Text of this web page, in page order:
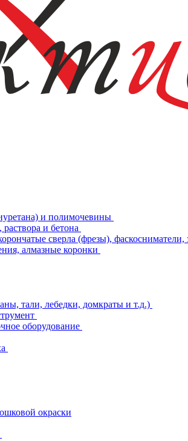
и полимочевины
и бетона
сверла (фрезы), фаскосниматели,
алмазные коронки
тали, лебедки, домкраты и т.д.)
оборудование
окраски